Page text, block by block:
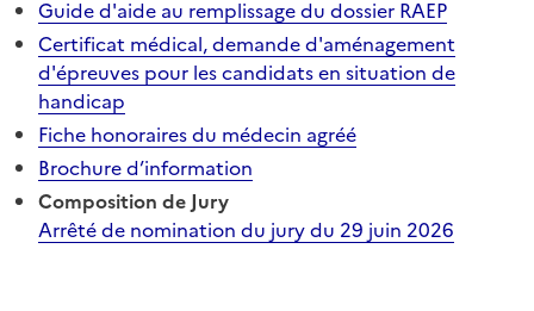
Guide d'aide au remplissage du dossier RAEP
Certificat médical, demande d'aménagement
d'épreuves pour les candidats en situation de
handicap
Fiche honoraires du médecin agréé
Brochure d’information
Composition de Jury
Arrêté de nomination du jury du 29 juin 2026